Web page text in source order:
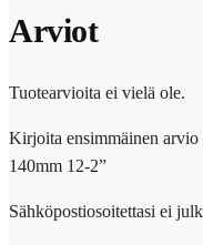
Arviot
Tuotearvioita ei vielä ole.
Kirjoita ensimmäinen
140mm 12-2”
Sähköpostiosoitettasi ei